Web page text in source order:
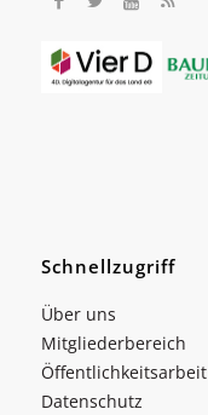
Schnellzugriff
Über uns
Mitgliederbereich
Öffentlichkeitsarbeit
Datenschutz